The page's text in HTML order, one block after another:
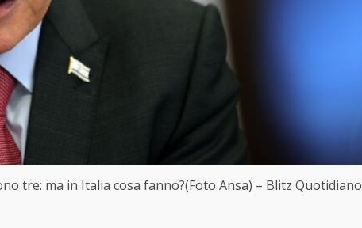
tre: ma in Italia cosa fanno?(Foto Ansa) – Blitz Quotidiano